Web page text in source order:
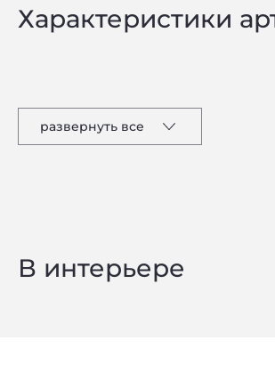
Характеристики
развернуть все
В интерьере